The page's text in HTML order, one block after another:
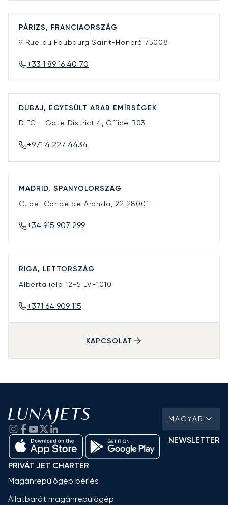
PÁRIZS, FRANCIAORSZÁG
9 Rue du Faubourg Saint-Honoré 75008
+33 1 89 16 40 70
DUBAJ, EGYESÜLT ARAB EMÍRSÉGEK
DIFC - Gate District 4, Office B03
+971 4 227 4434
MADRID, SPANYOLORSZÁG
C. del Conde de Aranda, 22 28001
+34 915 907 299
RIGA, LETTORSZÁG
Alberta iela 12-5 LV-1010
+371 64 909 115
KAPCSOLAT
MAGYAR
NEWSLETTER
PRIVÁT JET CHARTER
Magánrepülőgép bérlés
Állatbarát magánrepülőgép